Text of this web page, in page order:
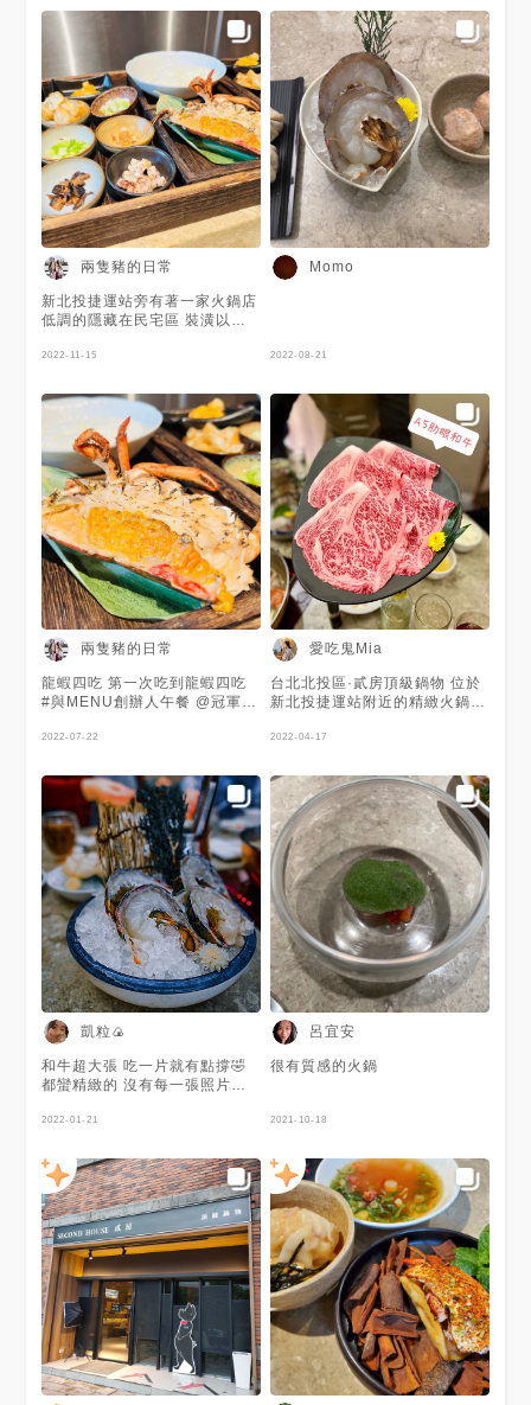
龍蝦下鍋煮3分鐘 口感鮮甜，十
分彈牙 店員推薦可以搭配特調
柚子醬油一同食用 個人覺得原
味吃也很好吃 🍚龍蝦二吃-龍蝦
餛飩 以龍蝦關節肉及蝦漿包製
成的港式雲吞 每一顆都是廚師
新鮮現包 滿滿的龍蝦肉 再搭配
上餐廳特調的胡麻醬 辣油和海
苔絲 雲吞皮薄滑Q，內餡鮮甜彈
牙且 非常好吃 🍚龍蝦三吃-龍蝦
鉗手卷 完整的龍蝦鉗肉 搭配上
黃美乃滋、炸馬鈴薯絲、洋蔥
新穎特別，非常好吃 🍚 龍蝦四
吃-龍蝦粥 店員會先上木盤 木盤
上的小碟子盛裝著的煮粥用的配
料 多種配料皆可自己挑選 芹菜
丁 筍丁 香菇 海帶芽 芋頭丁 油
蔥酥 蔥白 一起與白米烹煮收汁
後 再搭配上油條及飛魚卵黃金
路的油花 吃起來不乾柴 🥩西班
牙伊比利豚套餐的肉盤 肉色紅
潤且油花分佈均勻 口感彈牙，
還算好吃 🥩日本A5霜降和 油
脂分布的很均勻，富有甜喔 入
口即化，相當好吃 🥩日本A5和
牛肋眼套餐的肉盤 選用熊本和
牛，牛油香氣濃郁 可惜只有兩
片 🥐甜品時間 當天供應的甜點
為冰淇淋 有香草冰淇淋、巧克
力冰淇淋 撒上榛果後，搭配起
來還算不錯 整體而言 非常推薦
他們家的鍋物 龍蝦四吃非常特
別 肉質也很有水準 推薦大家來
這裡用餐
龍蝦下鍋煮3分鐘 口感鮮甜，十
分彈牙 店員推薦可以搭配特調
柚子醬油一同食用 個人覺得原
味吃也很好吃 🍚龍蝦二吃-龍蝦
餛飩 以龍蝦關節肉及蝦漿包製
成的港式雲吞 每一顆都是廚師
新鮮現包 滿滿的龍蝦肉 再搭配
上餐廳特調的胡麻醬 辣油和海
苔絲 雲吞皮薄滑Q，內餡鮮甜彈
牙且 非常好吃 🍚龍蝦三吃-龍蝦
鉗手卷 完整的龍蝦鉗肉 搭配上
黃美乃滋、炸馬鈴薯絲、洋蔥
新穎特別，非常好吃 🍚 龍蝦四
吃-龍蝦粥 店員會先上木盤 木盤
上的小碟子盛裝著的煮粥用的配
後 再搭配上油條及飛魚卵黃金
路的油花 吃起來不乾柴 🥩西班
牙伊比利豚套餐的肉盤 肉色紅
潤且油花分佈均勻 口感彈牙，
還算好吃 🥩日本A5霜降和 油
脂分布的很均勻，富有甜喔 入
口即化，相當好吃 🥩日本A5和
牛肋眼套餐的肉盤 選用熊本和
牛，牛油香氣濃郁 可惜只有兩
片 🥐甜品時間 當天供應的甜點
為冰淇淋 有香草冰淇淋、巧克
力冰淇淋 撒上榛果後，搭配起
來還算不錯 整體而言 非常推薦
他們家的鍋物 龍蝦四吃非常特
別 肉質也很有水準 推薦大家來
這裡用餐
看到廚師處理食材的過程 店內
有包廂座位和吧台區 🔘包廂座
位(低消6000元)，可容納約6人
包廂座位及外面4人桌是以一大
鍋來共鍋只🔘吧台區則是以個人
小鍋 餐廳以套餐為主 有龍蝦套
餐(龍蝦4吃+肉品或海鮮盤) 海
陸套餐(海鮮盤+肉品) 肉品套餐
一坐下後店員會先上熱麥茶 接
著送上菜盤及煮物計時器 服務
人員大部分時間會幫忙下鍋烹煮
🍚雞精 先以雞精暖胃，香氣十
足 色澤清澈，味道厚實溫潤 🍚
前菜紫蘇蕃茄冰沙 綠色的紫蘇
冰沙 搭配去皮醃漬的小番茄及
洛神蜜餞 酸酸甜甜，十分開胃
🍚菜盤 娃娃菜 青江菜 高麗菜
針菇 鴻禧菇 豆腐 小麥卷 🍚龍
龍蝦下鍋煮3分鐘 口感鮮甜，十
分彈牙 店員推薦可以搭配特調
柚子醬油一同食用 個人覺得原
味吃也很好吃 🍚龍蝦二吃-龍蝦
餛飩 以龍蝦關節肉及蝦漿包製
成的港式雲吞 每一顆都是廚師
新鮮現包 滿滿的龍蝦肉 再搭配
上餐廳特調的胡麻醬 辣油和海
苔絲 雲吞皮薄滑Q，內餡鮮甜彈
牙且 非常好吃 🍚龍蝦三吃-龍蝦
鉗手卷 完整的龍蝦鉗肉 搭配上
黃美乃滋、炸馬鈴薯絲、洋蔥
新穎特別，非常好吃 🍚 龍蝦四
吃-龍蝦粥 店員會先上木盤 木盤
上的小碟子盛裝著的煮粥用的配
料 多種配料皆可自己挑選 芹菜
丁 筍丁 香菇 海帶芽 芋頭丁 油
後 再搭配上油條及飛魚卵黃金
排 色澤鮮美多汁 帶有大理石紋
路的油花 吃起來不乾柴 🥩西班
牙伊比利豚套餐的肉盤 肉色紅
潤且油花分佈均勻 口感彈牙，
還算好吃 🥩日本A5霜降和 油
脂分布的很均勻，富有甜喔 入
口即化，相當好吃 🥩日本A5和
牛肋眼套餐的肉盤 選用熊本和
牛，牛油香氣濃郁 可惜只有兩
片 🥐甜品時間 當天供應的甜點
為冰淇淋 有香草冰淇淋、巧克
力冰淇淋 撒上榛果後，搭配起
來還算不錯 整體而言 非常推薦
他們家的鍋物 龍蝦四吃非常特
別 肉質也很有水準 推薦大家來
這裡用餐
看到廚師處理食材的過程 店內
有包廂座位和吧台區 🔘包廂座
位(低消6000元)，可容納約6人
包廂座位及外面4人桌是以一大
鍋來共鍋只🔘吧台區則是以個人
小鍋 餐廳以套餐為主 有龍蝦套
餐(龍蝦4吃+肉品或海鮮盤) 海
陸套餐(海鮮盤+肉品) 肉品套餐
一坐下後店員會先上熱麥茶 接
著送上菜盤及煮物計時器 服務
人員大部分時間會幫忙下鍋烹煮
🍚雞精 先以雞精暖胃，香氣十
足 色澤清澈，味道厚實溫潤 🍚
前菜紫蘇蕃茄冰沙 綠色的紫蘇
冰沙 搭配去皮醃漬的小番茄及
針菇 鴻禧菇 豆腐 小麥卷 🍚龍
龍蝦下鍋煮3分鐘 口感鮮甜，十
分彈牙 店員推薦可以搭配特調
柚子醬油一同食用 個人覺得原
味吃也很好吃 🍚龍蝦二吃-龍蝦
餛飩 以龍蝦關節肉及蝦漿包製
成的港式雲吞 每一顆都是廚師
新鮮現包 滿滿的龍蝦肉 再搭配
上餐廳特調的胡麻醬 辣油和海
苔絲 雲吞皮薄滑Q，內餡鮮甜彈
牙且 非常好吃 🍚龍蝦三吃-龍蝦
鉗手卷 完整的龍蝦鉗肉 搭配上
黃美乃滋、炸馬鈴薯絲、洋蔥
新穎特別，非常好吃 🍚 龍蝦四
吃-龍蝦粥 店員會先上木盤 木盤
上的小碟子盛裝著的煮粥用的配
料 多種配料皆可自己挑選 芹菜
丁 筍丁 香菇 海帶芽 芋頭丁 油
後 再搭配上油條及飛魚卵黃金
排 色澤鮮美多汁 帶有大理石紋
路的油花 吃起來不乾柴 🥩西班
牙伊比利豚套餐的肉盤 肉色紅
潤且油花分佈均勻 口感彈牙，
還算好吃 🥩日本A5霜降和 油
脂分布的很均勻，富有甜喔 入
口即化，相當好吃 🥩日本A5和
牛肋眼套餐的肉盤 選用熊本和
牛，牛油香氣濃郁 可惜只有兩
片 🥐甜品時間 當天供應的甜點
為冰淇淋 有香草冰淇淋、巧克
力冰淇淋 撒上榛果後，搭配起
來還算不錯 整體而言 非常推薦
他們家的鍋物 龍蝦四吃非常特
別 肉質也很有水準 推薦大家來
這裡用餐
兩隻豬的日常
新北投捷運站旁有著一家火鍋店
低調的隱藏在民宅區 裝潢以木
大但還算明亮舒適 餐廳有開放
看到廚師處理食材的過程 店內
有包廂座位和吧台區 🔘包廂座
位(低消6000元)，可容納約6人
包廂座位及外面4人桌是以一大
鍋來共鍋只🔘吧台區則是以個人
小鍋 餐廳以套餐為主 有龍蝦套
餐(龍蝦4吃+肉品或海鮮盤) 海
陸套餐(海鮮盤+肉品) 肉品套餐
一坐下後店員會先上熱麥茶 接
著送上菜盤及煮物計時器 服務
人員大部分時間會幫忙下鍋烹煮
🍚雞精 先以雞精暖胃，香氣十
足 色澤清澈，味道厚實溫潤 🍚
前菜紫蘇蕃茄冰沙 綠色的紫蘇
冰沙 搭配去皮醃漬的小番茄及
洛神蜜餞 酸酸甜甜，十分開胃
🍚菜盤 娃娃菜 青江菜 高麗菜
針菇 鴻禧菇 豆腐 小麥卷 🍚龍
龍蝦下鍋煮3分鐘 口感鮮甜，十
分彈牙 店員推薦可以搭配特調
柚子醬油一同食用 個人覺得原
味吃也很好吃 🍚龍蝦二吃-龍蝦
餛飩 以龍蝦關節肉及蝦漿包製
成的港式雲吞 每一顆都是廚師
新鮮現包 滿滿的龍蝦肉 再搭配
上餐廳特調的胡麻醬 辣油和海
苔絲 雲吞皮薄滑Q，內餡鮮甜彈
牙且 非常好吃 🍚龍蝦三吃-龍蝦
鉗手卷 完整的龍蝦鉗肉 搭配上
黃美乃滋、炸馬鈴薯絲、洋蔥
新穎特別，非常好吃 🍚 龍蝦四
吃-龍蝦粥 店員會先上木盤 木盤
上的小碟子盛裝著的煮粥用的配
料 多種配料皆可自己挑選 芹菜
丁 筍丁 香菇 海帶芽 芋頭丁 油
蔥酥 蔥白 一起與白米烹煮收汁
後 再搭配上油條及飛魚卵黃金
路的油花 吃起來不乾柴 🥩西班
牙伊比利豚套餐的肉盤 肉色紅
潤且油花分佈均勻 口感彈牙，
還算好吃 🥩日本A5霜降和 油
脂分布的很均勻，富有甜喔 入
口即化，相當好吃 🥩日本A5和
牛肋眼套餐的肉盤 選用熊本和
牛，牛油香氣濃郁 可惜只有兩
片 🥐甜品時間 當天供應的甜點
為冰淇淋 有香草冰淇淋、巧克
力冰淇淋 撒上榛果後，搭配起
來還算不錯 整體而言 非常推薦
他們家的鍋物 龍蝦四吃非常特
2022-11-15
Momo
2022-08-21
兩隻豬的日常
龍蝦四吃 第一次吃到龍蝦四吃
#與MENU創辦人午餐 @冠軍王
克力 @wang Carol @幸珠 #七
2022-07-22
愛吃鬼Mia
台北北投區·貳房頂級鍋物 位於
新北投捷運站附近的精緻火鍋，
的朋友這裏也有提供包廂。 餐
菜、菜盤、雜炊、甜點，掃QR
code點餐很方便的。 1、龍蝦
套餐- 龍蝦4吃+A5肋眼和牛
100g $1580 龍蝦4吃+A5霜降
和牛100g $1380 2、海陸套餐-
季節海鮮拼盤+西班牙伊比利豬
150g $1100 3、全肉套餐-A5
和牛、肋眼和牛、伊比利豬擇一
📍地址：112台北市北投區大業
路717-2號1樓 ⏱營業時間：
12:00–14:30、17:30–21:30
（週一公休） 📞電話：
(02)2894-5333 #北投#北投美
食#新北投美食#台北火鍋#北投
火鍋#萬華美食#雜炊#套餐#龍
蝦火鍋#貳房#高貴不貴#創意鍋
せいもんちょう#Ximending
2022-04-17
凱粒🍙
和牛超大張 吃一片就有點撐🤣
都蠻精緻的 沒有每一張照片都
2022-01-21
呂宜安
很有質感的火鍋
2021-10-18